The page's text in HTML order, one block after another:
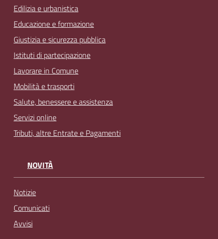
Edilizia e urbanistica
Educazione e formazione
Giustizia e sicurezza pubblica
Istituti di partecipazione
Lavorare in Comune
Mobilità e trasporti
Salute, benessere e assistenza
Servizi online
Tributi, altre Entrate e Pagamenti
NOVITÀ
Notizie
Comunicati
Avvisi